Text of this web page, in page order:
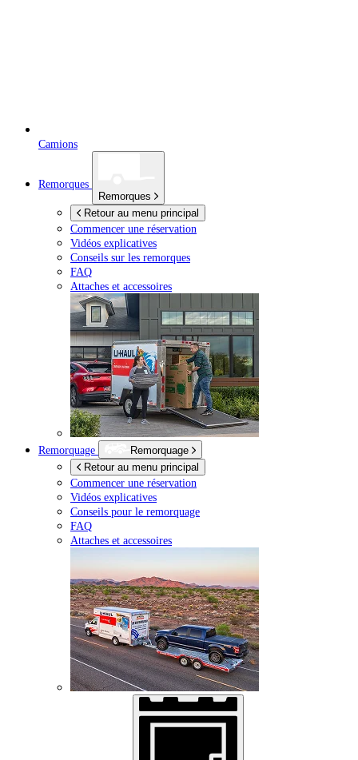
Camions
Remorques
Remorques
Retour au menu principal
Commencer une réservation
Vidéos explicatives
Conseils sur les remorques
FAQ
Attaches et accessoires
Remorquage
Remorquage
Retour au menu principal
Commencer une réservation
Vidéos explicatives
Conseils pour le remorquage
FAQ
Attaches et accessoires